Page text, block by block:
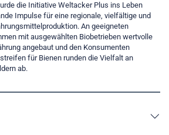
die Initiative Weltacker Plus ins Leben
Impulse für eine regionale, vielfältige und
An geeigneten
mit ausgewählten Biobetrieben wertvolle
angebaut und den Konsumenten
für Bienen runden die Vielfalt an
ab.